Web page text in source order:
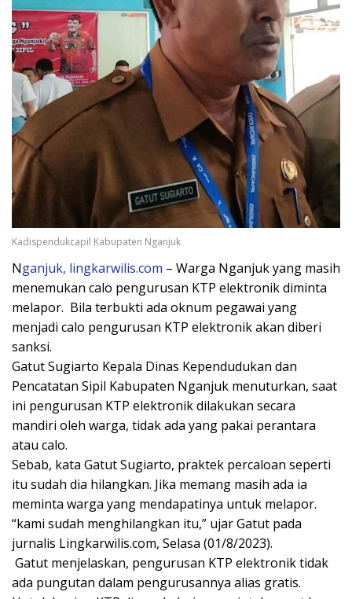
Kadispendukcapil Kabupaten Nganjuk
Nganjuk, lingkarwilis.com – Warga Nganjuk yang masih
menemukan calo pengurusan KTP elektronik diminta
melapor. Bila terbukti ada oknum pegawai yang
menjadi calo pengurusan KTP elektronik akan diberi
sanksi.
Gatut Sugiarto Kepala Dinas Kependudukan dan
Pencatatan Sipil Kabupaten Nganjuk menuturkan, saat
ini pengurusan KTP elektronik dilakukan secara
mandiri oleh warga, tidak ada yang pakai perantara
atau calo.
Sebab, kata Gatut Sugiarto, praktek percaloan seperti
itu sudah dia hilangkan. Jika memang masih ada ia
meminta warga yang mendapatinya untuk melapor.
“kami sudah menghilangkan itu,” ujar Gatut pada
jurnalis Lingkarwilis.com, Selasa (01/8/2023).
Gatut menjelaskan, pengurusan KTP elektronik tidak
ada pungutan dalam pengurusannya alias gratis.